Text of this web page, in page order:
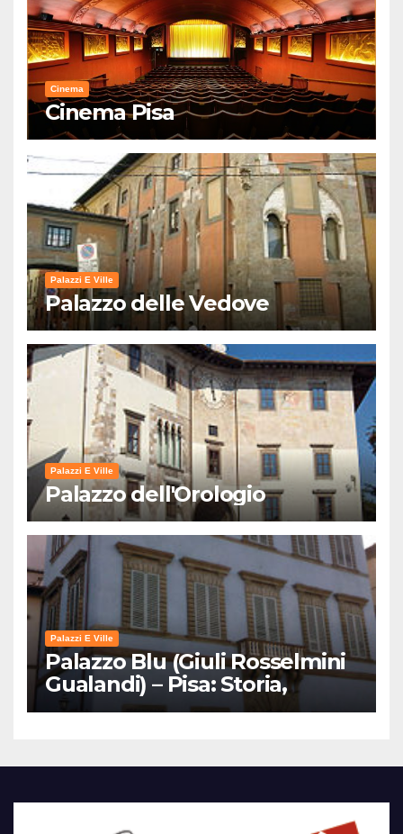
Cinema
Cinema Pisa
Palazzi E Ville
Palazzo delle Vedove
Palazzi E Ville
Palazzo dell'Orologio
Palazzi E Ville
Palazzo Blu (Giuli Rosselmini
Gualandi) – Pisa: Storia,
Mostre e Info Visita